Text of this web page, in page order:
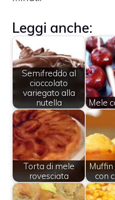
Leggi anche:
Semifreddo al
cioccolato
variegato alla
nutella
Mele
Torta di mele
rovesciata
con